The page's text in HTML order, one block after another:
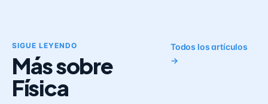
SIGUE LEYENDO
Más sobre
Física
Todos los artículos
→